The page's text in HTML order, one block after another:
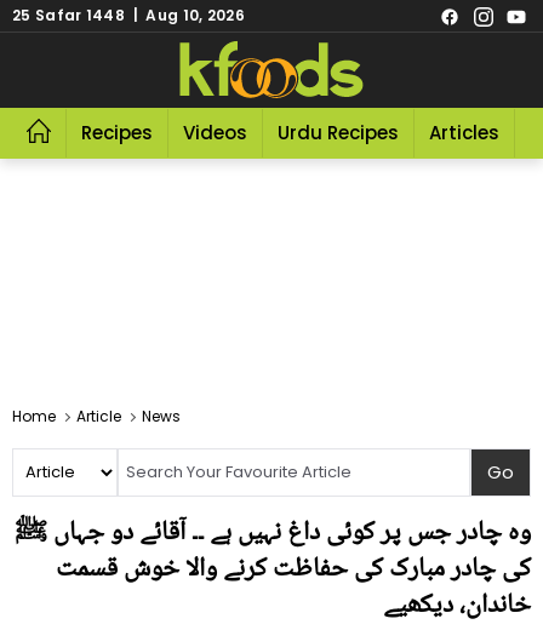
25 Safar 1448 | Aug 10, 2026
Recipes Videos Urdu Recipes Articles
Home Article News
وہ چادر جس پر کوئی داغ نہیں ہے ۔۔ آقائے دو جہاں ﷺ
کی چادر مبارک کی حفاظت کرنے والا خوش قسمت
خاندان، دیکھیے